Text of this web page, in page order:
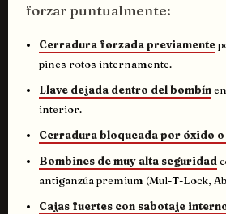
forzar puntualmente:
Cerradura forzada previamente
pines rotos internamente.
Llave dejada dentro del bombín
interior.
Cerradura bloqueada por óxido
Bombines de muy alta seguridad
antiganzúa premium (Mul-T-Lock,
Cajas fuertes con sabotaje